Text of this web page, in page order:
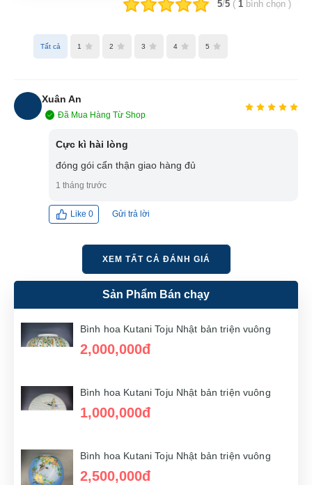
5/5 ( 1 bình chọn)
Tất cả 1 2 3 4 5
Xuân An
Đã Mua Hàng Từ Shop
Cực kì hài lòng
đóng gói cẩn thận giao hàng đủ
1 tháng trước
Like 0 Gửi trả lời
XEM TẤT CẢ ĐÁNH GIÁ
Sản Phẩm Bán chạy
Bình hoa Kutani Toju Nhật bản triện vuông
2,000,000đ
Bình hoa Kutani Toju Nhật bản triện vuông
1,000,000đ
Bình hoa Kutani Toju Nhật bản triện vuông
2,500,000đ